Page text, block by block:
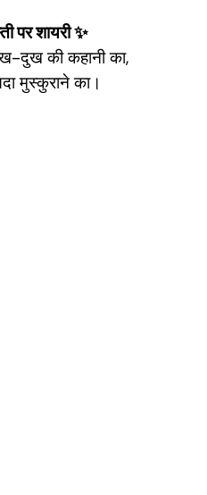
पर शायरी ✨
दुख की कहानी का,
मुस्कुराने का।